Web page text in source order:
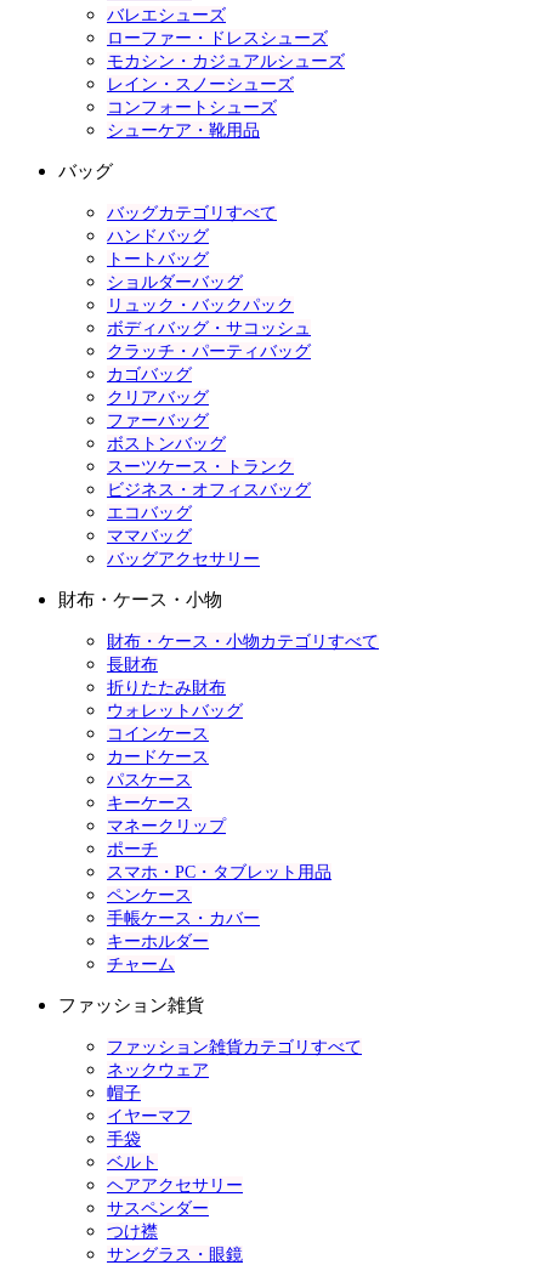
バレエシューズ
ローファー・ドレスシューズ
モカシン・カジュアルシューズ
レイン・スノーシューズ
コンフォートシューズ
シューケア・靴用品
バッグ
バッグカテゴリすべて
ハンドバッグ
トートバッグ
ショルダーバッグ
リュック・バックパック
ボディバッグ・サコッシュ
クラッチ・パーティバッグ
カゴバッグ
クリアバッグ
ファーバッグ
ボストンバッグ
スーツケース・トランク
ビジネス・オフィスバッグ
エコバッグ
ママバッグ
バッグアクセサリー
財布・ケース・小物
財布・ケース・小物カテゴリすべて
長財布
折りたたみ財布
ウォレットバッグ
コインケース
カードケース
パスケース
キーケース
マネークリップ
ポーチ
スマホ・PC・タブレット用品
ペンケース
手帳ケース・カバー
キーホルダー
チャーム
ファッション雑貨
ファッション雑貨カテゴリすべて
ネックウェア
帽子
イヤーマフ
手袋
ベルト
ヘアアクセサリー
サスペンダー
つけ襟
サングラス・眼鏡